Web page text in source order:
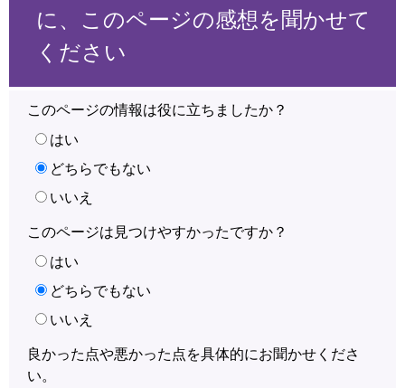
に、このページの感想を聞かせて
ください
このページの情報は役に立ちましたか？
はい
どちらでもない
いいえ
このページは見つけやすかったですか？
はい
どちらでもない
いいえ
良かった点や悪かった点を具体的にお聞かせくださ
い。